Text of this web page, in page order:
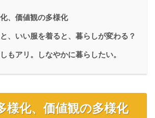
、価値観の多様化
、いい服を着ると、暮らしが変わる？
もアリ。しなやかに暮らしたい。
様化、価値観の多様化